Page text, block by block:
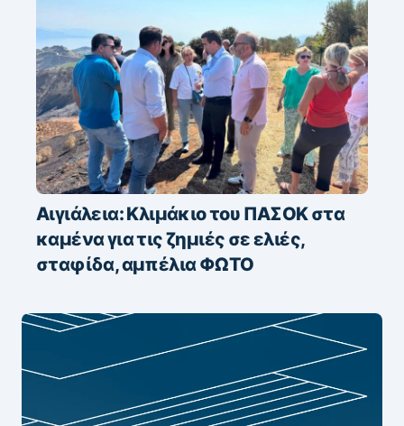
Αιγιάλεια: Κλιμάκιο του ΠΑΣΟΚ στα
καμένα για τις ζημιές σε ελιές,
σταφίδα, αμπέλια ΦΩΤΟ